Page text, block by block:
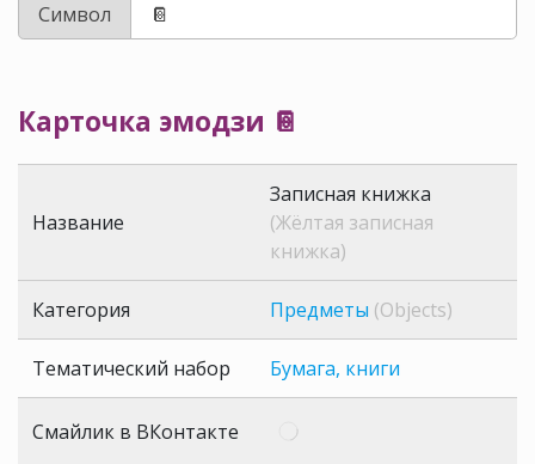
Символ
Карточка эмодзи 📔
Название
Записная книжка
(Жёлтая записная
книжка)
Категория Предметы (Objects)
Тематический набор Бумага, книги
Смайлик в ВКонтакте